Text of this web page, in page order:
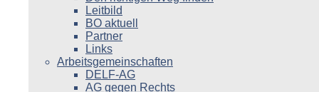
Leitbild
BO aktuell
Partner
Links
Arbeitsgemeinschaften
DELF-AG
AG gegen Rechts